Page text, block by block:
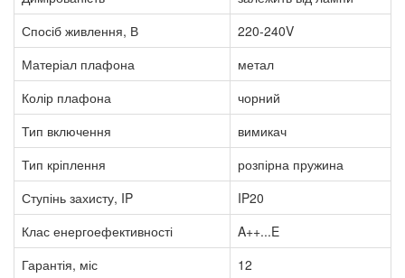
Спосіб живлення, В
220-240V
Матеріал плафона
метал
Колір плафона
чорний
Тип включення
вимикач
Тип кріплення
розпірна пружина
Ступінь захисту, IP
IP20
Клас енергоефективності
A++...E
Гарантія, міс
12